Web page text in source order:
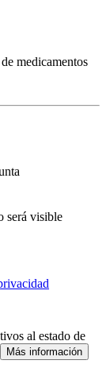
medicamentos
será visible
al estado de
Más información